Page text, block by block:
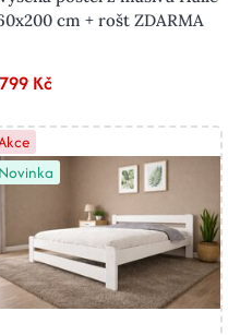
cm + rošt ZDARMA
Kč
Novinka